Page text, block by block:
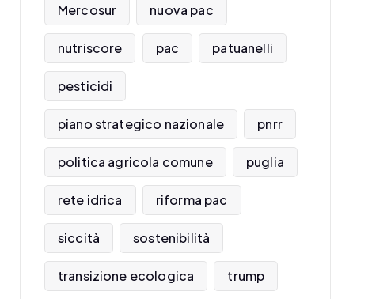
Mercosur nuova pac
nutriscore pac patuanelli
pesticidi
piano strategico nazionale pnrr
politica agricola comune puglia
rete idrica riforma pac
siccità sostenibilità
transizione ecologica trump